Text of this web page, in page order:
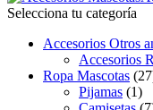
Selecciona tu categoría
Accesorios Otros
Accesorios
Ropa Mascotas
Pijamas (1)